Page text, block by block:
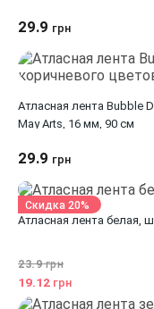
29.9 грн
Атласная лента Bubble
May Arts, 16 мм, 90 cм
29.9 грн
Атласная лента белая,
23.9грн
19.12 грн
Скидка 20%